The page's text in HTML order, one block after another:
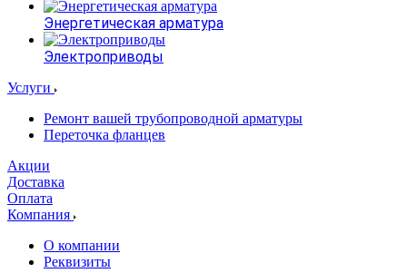
Энергетическая арматура
Электроприводы
Услуги
Ремонт вашей трубопроводной арматуры
Переточка фланцев
Акции
Доставка
Оплата
Компания
О компании
Реквизиты